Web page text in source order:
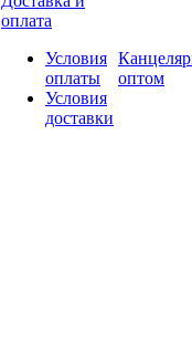
оплата
Условия
оплаты
Условия
доставки
оптом